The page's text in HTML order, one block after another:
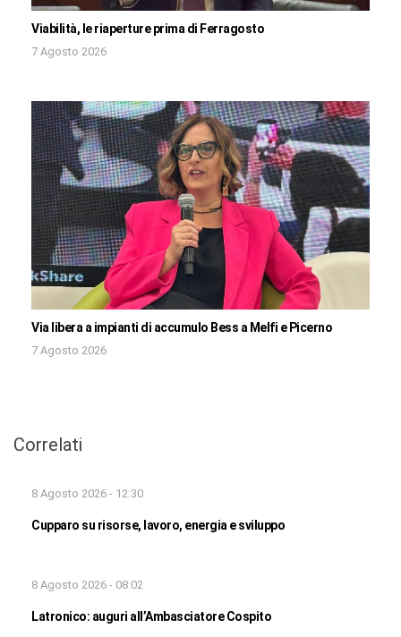
Viabilità, le riaperture prima di Ferragosto
7 Agosto 2026
Via libera a impianti di accumulo Bess a Melfi e Picerno
7 Agosto 2026
Correlati
8 Agosto 2026 - 12:30
Cupparo su risorse, lavoro, energia e sviluppo
8 Agosto 2026 - 08:02
Latronico: auguri all’Ambasciatore Cospito